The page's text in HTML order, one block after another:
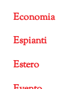
Economia
Espianti
Estero